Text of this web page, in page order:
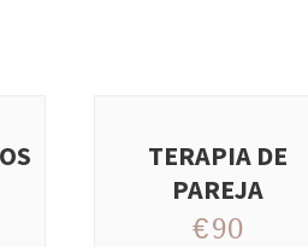
TERAPIA DE
PAREJA
€90